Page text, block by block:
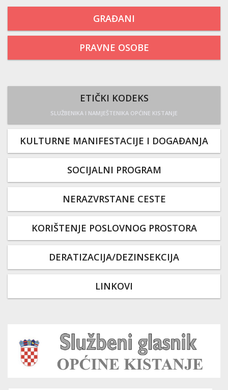
GRAĐANI
PRAVNE OSOBE
ETIČKI KODEKS
SLUŽBENIKA I NAMJEŠTENIKA OPĆINE KISTANJE
KULTURNE MANIFESTACIJE I DOGAĐANJA
SOCIJALNI PROGRAM
NERAZVRSTANE CESTE
KORIŠTENJE POSLOVNOG PROSTORA
DERATIZACIJA/DEZINSEKCIJA
LINKOVI